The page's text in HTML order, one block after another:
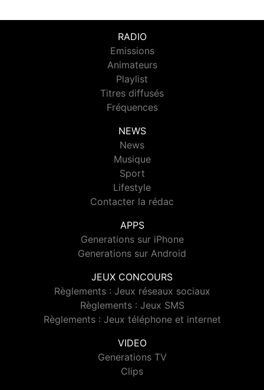
RADIO
Emissions
Animateurs
Playlist
Titres diffusés
Fréquences
NEWS
News
Musique
Sport
Lifestyle
Contacter la rédac
APPS
Generations sur iPhone
Generations sur Android
JEUX CONCOURS
Règlements : Jeux réseaux sociaux
Règlements : Jeux SMS
Règlements : Jeux téléphone et internet
VIDEO
Generations TV
Clips